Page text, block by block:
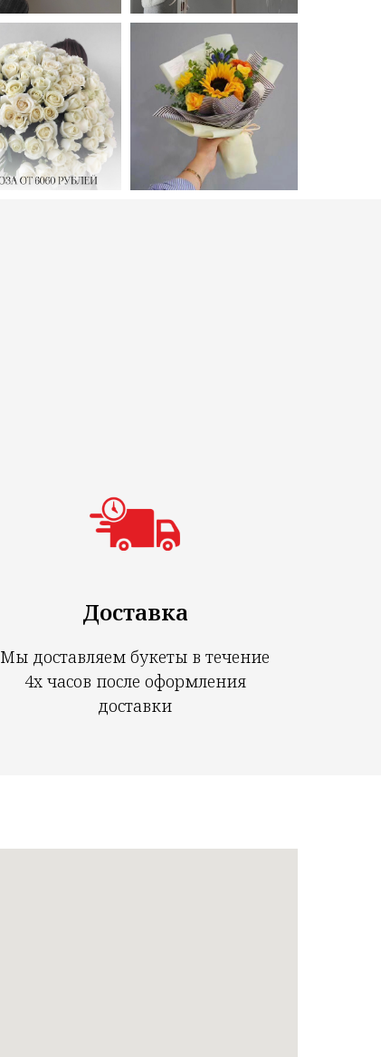
Доставка
Мы доставляем букеты в течение
4х часов после оформления
доставки